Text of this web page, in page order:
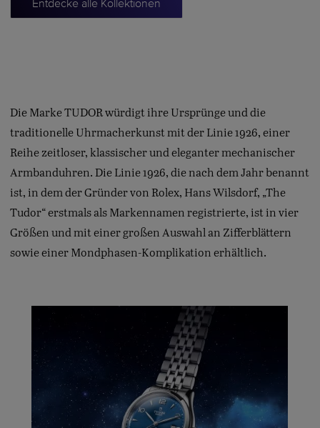
Entdecke alle Kollektionen
Die Marke TUDOR würdigt ihre Ursprünge und die
traditionelle Uhrmacherkunst mit der Linie 1926, einer
Reihe zeitloser, klassischer und eleganter mechanischer
Armbanduhren. Die Linie 1926, die nach dem Jahr benannt
ist, in dem der Gründer von Rolex, Hans Wilsdorf, „The
Tudor“ erstmals als Markennamen registrierte, ist in vier
Größen und mit einer großen Auswahl an Zifferblättern
sowie einer Mondphasen-Komplikation erhältlich.